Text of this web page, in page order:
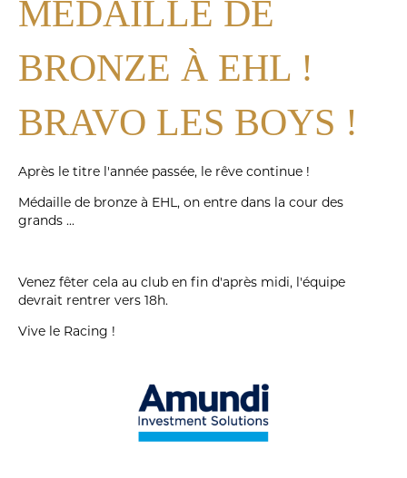
MÉDAILLE DE
BRONZE À EHL !
BRAVO LES BOYS !
Après le titre l'année passée, le rêve continue !
Médaille de bronze à EHL, on entre dans la cour des
grands ...
Venez fêter cela au club en fin d'après midi, l'équipe
devrait rentrer vers 18h.
Vive le Racing !